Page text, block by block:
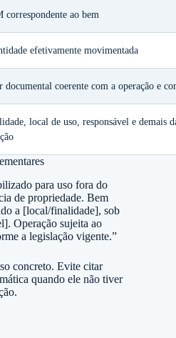
correspondente ao bem
efetivamente movimentada
documental coerente com a operação e
local de uso, responsável e demais
para uso fora do
de propriedade. Bem
a [local/finalidade], sob
Operação sujeita ao
a legislação vigente.”
concreto. Evite citar
quando ele não tiver